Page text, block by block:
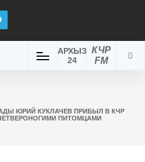
КЧР
FM
АРХЫЗ
24
ЮРИЙ КУКЛАЧЕВ ПРИБЫЛ В КЧР
ПИТОМЦАМИ